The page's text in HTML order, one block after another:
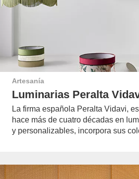
Artesanía
Luminarias Peralta
La firma española Peralta Vidavi,
hace más de cuatro décadas en
y personalizables, incorpora sus